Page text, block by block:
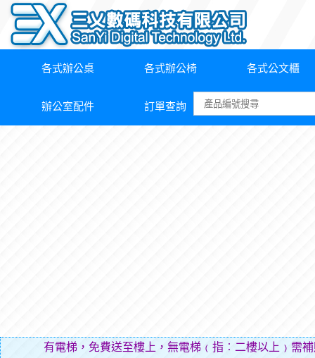
各式辦公桌 各式辦公椅 各式公文櫃
辦公室配件 訂單查詢
有電梯，免費送至樓上，無電梯﹙指︰二樓以上﹚需